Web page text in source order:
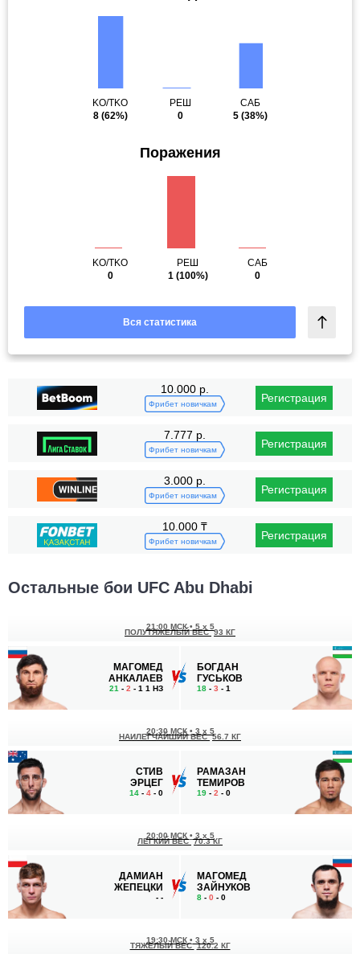
KO/TKO
8(62%)
РЕШ
0
САБ
5 (38%)
Поражения
KO/TKO
0
РЕШ
1(100%)
САБ
0
Вся статистика
10.000 р.
Фрибет новичкам Регистрация
7.777 р.
Фрибет новичкам Регистрация
3.000 р.
Фрибет новичкам Регистрация
10.000 ₸
Фрибет новичкам Регистрация
Остальные бои UFC Abu Dhabi
МАГОМЕД
АНКАЛАЕВ
21 - 2 - 1 1 НЗ
21:00 МСК• 5 x 5
ПОЛУТЯЖЕЛЫЙ ВЕС 93 КГ
БОГДАН
ГУСЬКОВ
18 - 3 - 1
СТИВ
ЭРЦЕГ
14 - 4 - 0
20:30 МСК • 3 x 5
НАИЛЕГЧАЙШИЙ ВЕС 56.7 КГ
РАМАЗАН
ТЕМИРОВ
19 - 2 - 0
ДАМИАН
ЖЕПЕЦКИ
- -
20:00 МСК • 3 x 5
ЛЕГКИЙ ВЕС 70.3 КГ
МАГОМЕД
ЗАЙНУКОВ
8 - 0 - 0
19:30 МСК • 3 x 5
ТЯЖЕЛЫЙ ВЕС 120.2 КГ